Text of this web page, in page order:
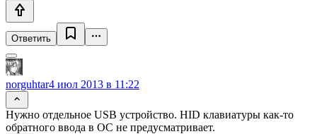
Ответить
norguhtar4 июл 2013 в 11:22
Нужно отдельное USB устройство. HID клавиатуры как-то
обратного ввода в ОС не предусматривает.